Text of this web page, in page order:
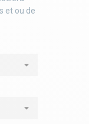
et ou de